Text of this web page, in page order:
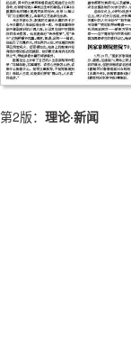
第2版： 理论·新闻